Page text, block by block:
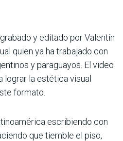
y editado por Valentín
quien ya ha trabajado con
y paraguayos. El video
lograr la estética visual
formato.
escribiendo con
que tiemble el piso,